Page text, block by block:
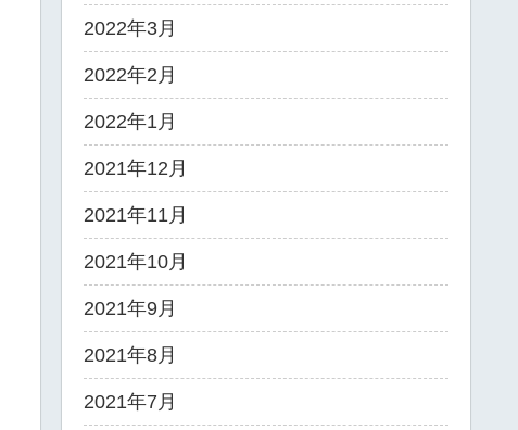
2022年3月
2022年2月
2022年1月
2021年12月
2021年11月
2021年10月
2021年9月
2021年8月
2021年7月